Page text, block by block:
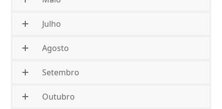
Julho
Agosto
Setembro
Outubro